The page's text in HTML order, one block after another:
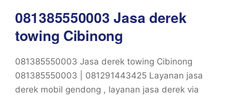
081385550003 Jasa derek
towing Cibinong
081385550003 Jasa derek towing Cibinong
081385550003 | 081291443425 Layanan jasa
derek mobil gendong , layanan jasa derek via